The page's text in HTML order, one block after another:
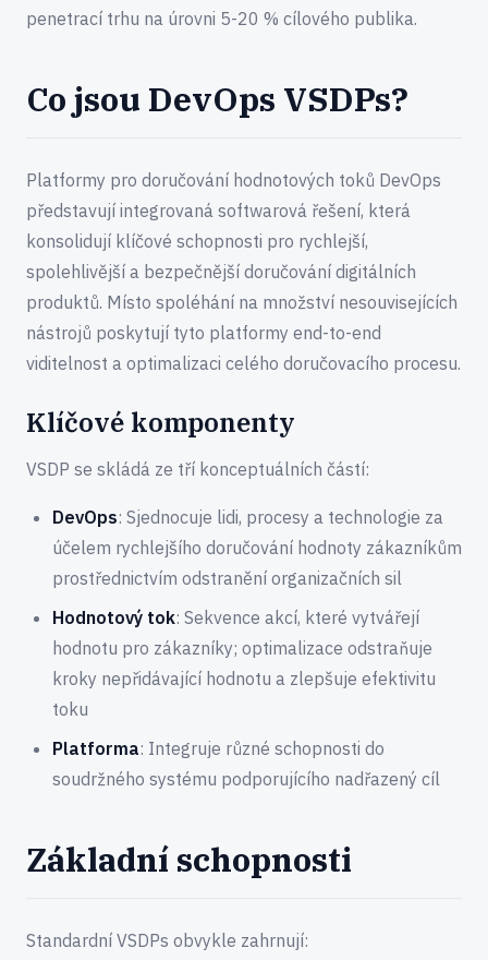
penetrací trhu na úrovni 5-20 % cílového publika.
Co jsou DevOps VSDPs?
Platformy pro doručování hodnotových toků DevOps
představují integrovaná softwarová řešení, která
konsolidují klíčové schopnosti pro rychlejší,
spolehlivější a bezpečnější doručování digitálních
produktů. Místo spoléhání na množství nesouvisejících
nástrojů poskytují tyto platformy end-to-end
viditelnost a optimalizaci celého doručovacího procesu.
Klíčové komponenty
VSDP se skládá ze tří konceptuálních částí:
DevOps: Sjednocuje lidi, procesy a technologie za
účelem rychlejšího doručování hodnoty zákazníkům
prostřednictvím odstranění organizačních sil
Hodnotový tok: Sekvence akcí, které vytvářejí
hodnotu pro zákazníky; optimalizace odstraňuje
kroky nepřidávající hodnotu a zlepšuje efektivitu
toku
Platforma: Integruje různé schopnosti do
soudržného systému podporujícího nadřazený cíl
Základní schopnosti
Standardní VSDPs obvykle zahrnují: